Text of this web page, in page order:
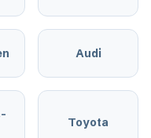
Audi
Toyota